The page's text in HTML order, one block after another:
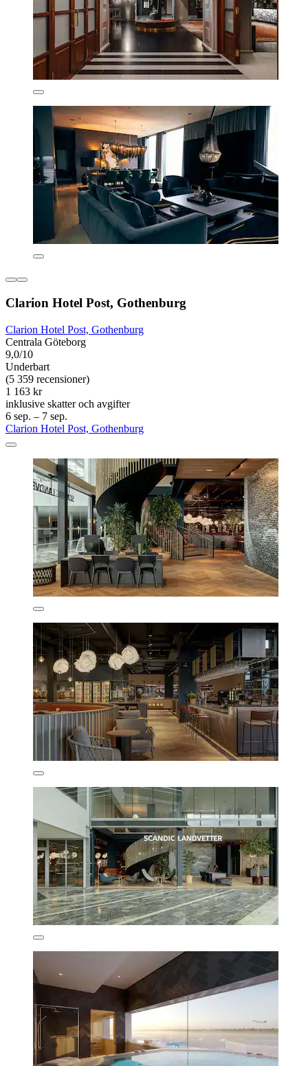
Clarion Hotel Post, Gothenburg
Clarion Hotel Post, Gothenburg
Centrala Göteborg
9,0/10
Underbart
(5 359 recensioner)
1 163 kr
inklusive skatter och avgifter
6 sep. – 7 sep.
Clarion Hotel Post, Gothenburg